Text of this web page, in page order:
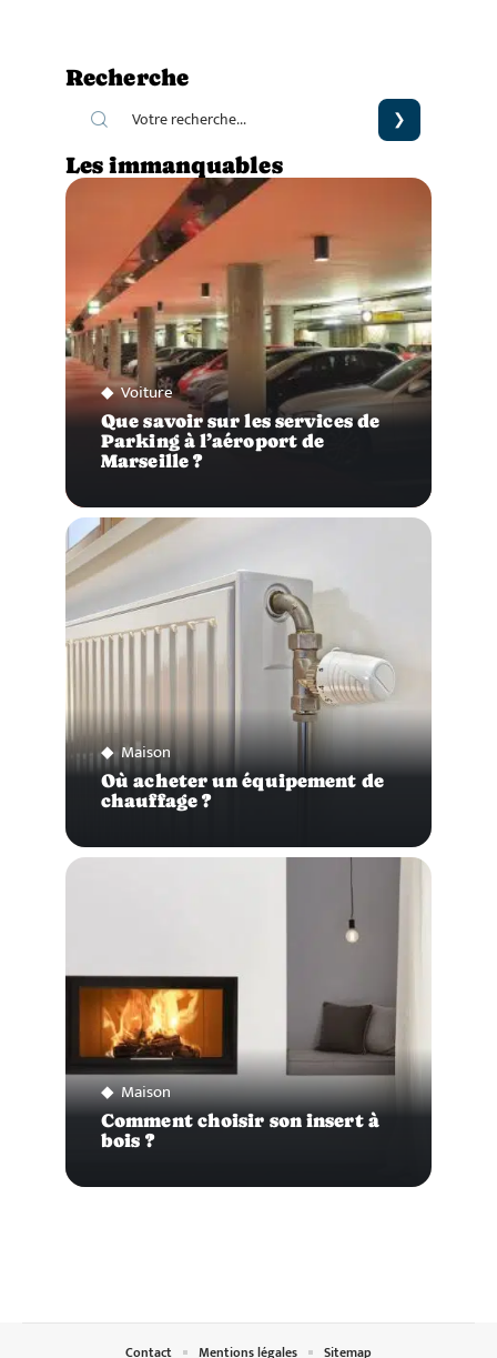
Recherche
Les immanquables
Voiture
Que savoir sur les services de
Parking à l’aéroport de
Marseille ?
Maison
Où acheter un équipement de
chauffage ?
Maison
Comment choisir son insert à
bois ?
Contact Mentions légales Sitemap